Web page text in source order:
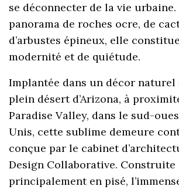
se déconnecter de la vie urbaine.
panorama de roches ocre, de
d’arbustes épineux, elle
modernité et de quiétude.
Implantée dans un décor naturel
plein désert d’Arizona, à
Paradise Valley, dans le sud-
Unis, cette sublime demeure
conçue par le cabinet
Design Collaborative. Construite
principalement en pisé,